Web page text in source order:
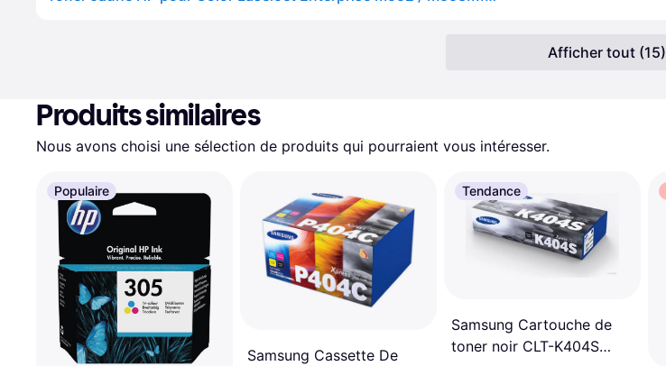
Afficher tout (15)
Produits similaires
Nous avons choisi une sélection de produits qui pourraient vous intéresser.
Populaire
Samsung Cassette De
Tendance
Samsung Cartouche de
toner noir CLT-K404S